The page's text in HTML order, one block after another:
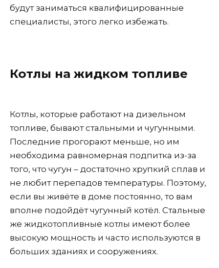
будут заниматься квалифицированные
специалисты, этого легко избежать.
Котлы на жидком топливе
Котлы, которые работают на дизельном
топливе, бывают стальными и чугунными.
Последние прогорают меньше, но им
необходима равномерная подпитка из-за
того, что чугун – достаточно хрупкий сплав и
не любит перепадов температуры. Поэтому,
если вы живёте в доме постоянно, то вам
вполне подойдёт чугунный котёл. Стальные
же жидкотопливные котлы имеют более
высокую мощность и часто используются в
больших зданиях и сооружениях.